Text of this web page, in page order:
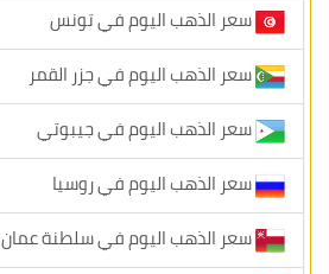
سعر الذهب اليوم في تونس
سعر الذهب اليوم في جزر القمر
سعر الذهب اليوم في جيبوتي
سعر الذهب اليوم في روسيا
سعر الذهب اليوم في سلطنة عمان